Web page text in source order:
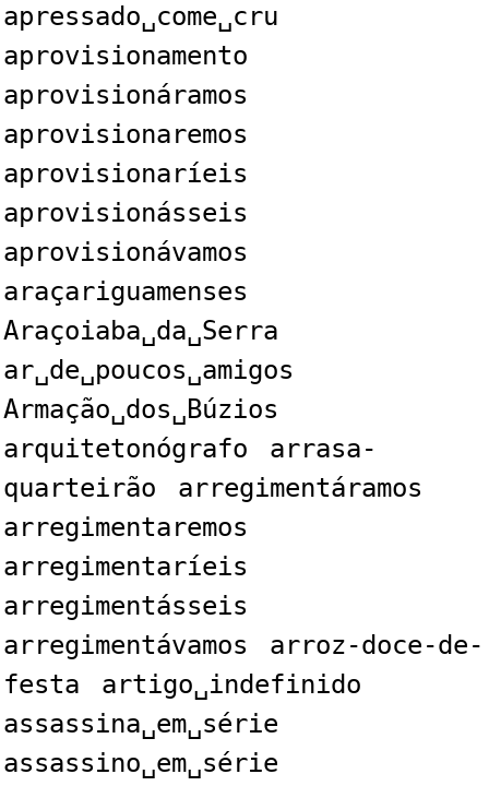
apressado␣come␣cru
aprovisionamento
aprovisionáramos
aprovisionaremos
aprovisionaríeis
aprovisionásseis
aprovisionávamos
araçariguamenses
Araçoiaba␣da␣Serra
ar␣de␣poucos␣amigos
Armação␣dos␣Búzios
arquitetonógrafo
arrasa-
quarteirão
arregimentáramos
arregimentaremos
arregimentaríeis
arregimentásseis
arregimentávamos
arroz-doce-de-
festa
artigo␣indefinido
assassina␣em␣série
assassino␣em␣série